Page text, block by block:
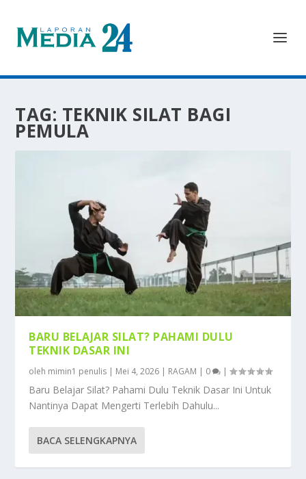
TAG: TEKNIK SILAT BAGI
PEMULA
BARU BELAJAR SILAT? PAHAMI DULU
TEKNIK DASAR INI
oleh mimin1 penulis | Mei 4, 2026 | RAGAM | 0 |
Baru Belajar Silat? Pahami Dulu Teknik Dasar Ini Untuk
Nantinya Dapat Mengerti Terlebih Dahulu...
BACA SELENGKAPNYA